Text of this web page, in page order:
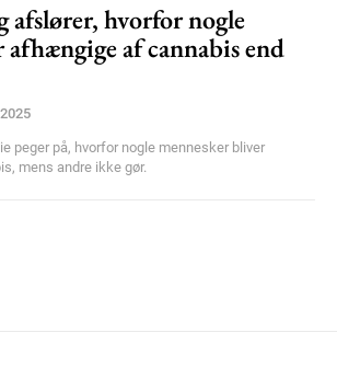
afslører, hvorfor nogle
af cannabis end
peger på, hvorfor nogle mennesker bliver
mens andre ikke gør.